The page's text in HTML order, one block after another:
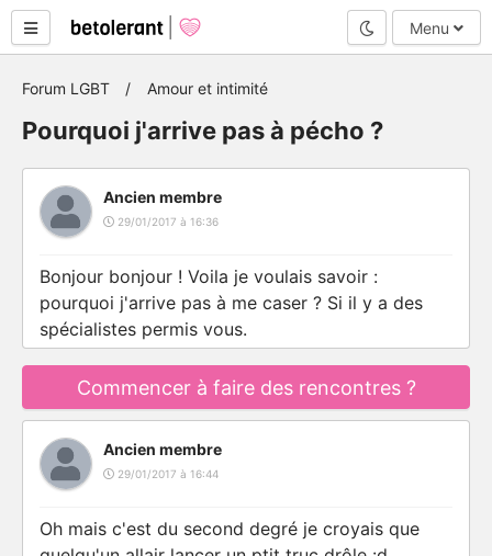
Mode nuit
Menu
Forum LGBT Amour et intimité
Pourquoi j'arrive pas à pécho ?
Ancien membre
29/01/2017 à 16:36
Bonjour bonjour ! Voila je voulais savoir :
pourquoi j'arrive pas à me caser ? Si il y a des
spécialistes permis vous.
Commencer à faire des rencontres ?
Ancien membre
29/01/2017 à 16:44
Oh mais c'est du second degré je croyais que